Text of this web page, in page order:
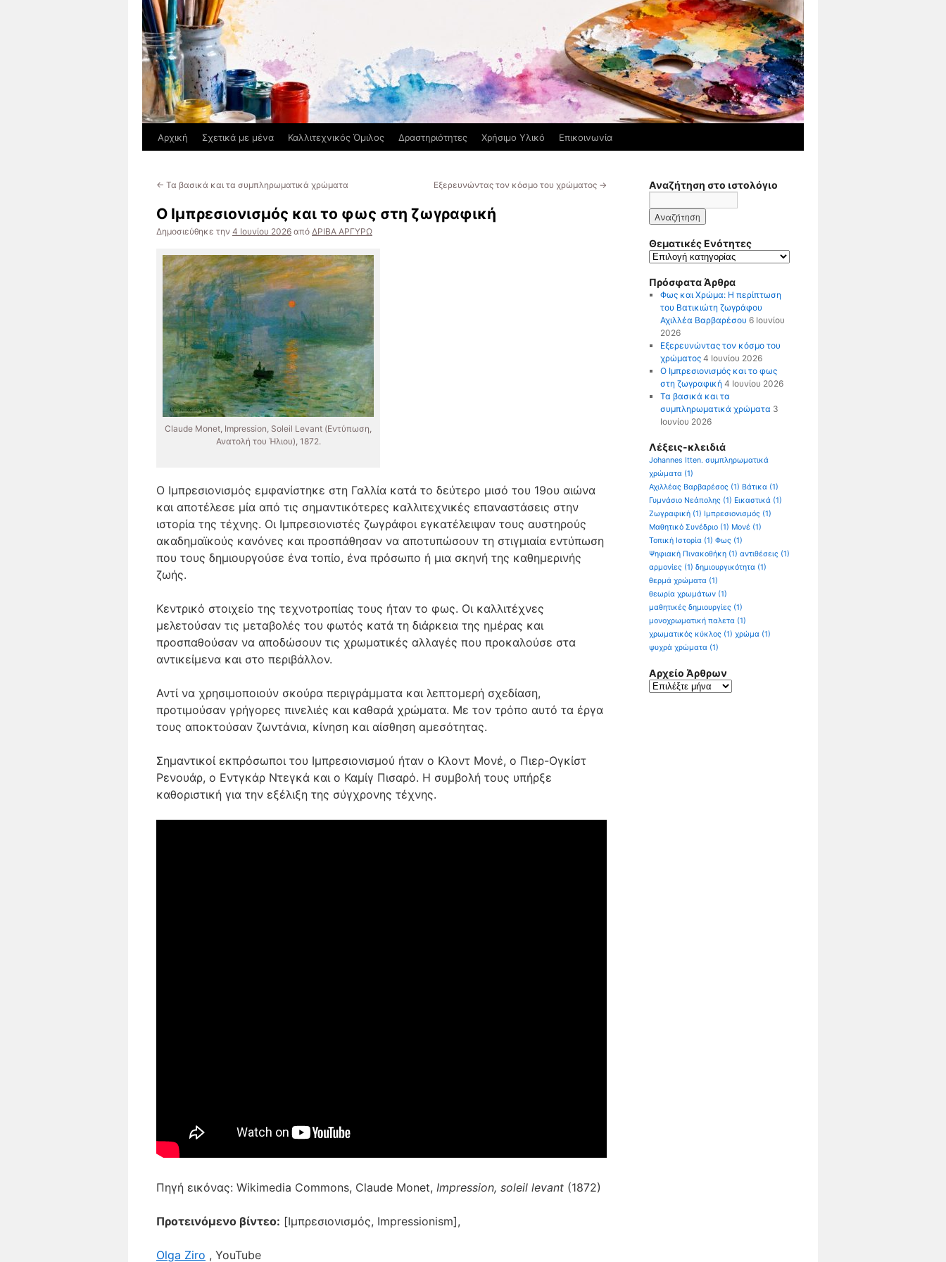
Αρχική Σχετικά με μένα Καλλιτεχνικός Όμιλος Δραστηριότητες Χρήσιμο Υλικό Επικοινωνία
← Τα βασικά και τα συμπληρωματικά χρώματα Εξερευνώντας τον κόσμο του χρώματος →
Ο Ιμπρεσιονισμός και το φως στη ζωγραφική
Δημοσιεύθηκε την 4 Ιουνίου 2026 από ΔΡΙΒΑ ΑΡΓΥΡΩ
Claude Monet, Impression, Soleil Levant (Εντύπωση,
Ανατολή του Ήλιου), 1872.
Ο Ιμπρεσιονισμός εμφανίστηκε στη Γαλλία κατά το δεύτερο μισό του 19ου αιώνα
και αποτέλεσε μία από τις σημαντικότερες καλλιτεχνικές επαναστάσεις στην
ιστορία της τέχνης. Οι Ιμπρεσιονιστές ζωγράφοι εγκατέλειψαν τους αυστηρούς
ακαδημαϊκούς κανόνες και προσπάθησαν να αποτυπώσουν τη στιγμιαία εντύπωση
που τους δημιουργούσε ένα τοπίο, ένα πρόσωπο ή μια σκηνή της καθημερινής
ζωής.
Κεντρικό στοιχείο της τεχνοτροπίας τους ήταν το φως. Οι καλλιτέχνες
μελετούσαν τις μεταβολές του φωτός κατά τη διάρκεια της ημέρας και
προσπαθούσαν να αποδώσουν τις χρωματικές αλλαγές που προκαλούσε στα
αντικείμενα και στο περιβάλλον.
Αντί να χρησιμοποιούν σκούρα περιγράμματα και λεπτομερή σχεδίαση,
προτιμούσαν γρήγορες πινελιές και καθαρά χρώματα. Με τον τρόπο αυτό τα έργα
τους αποκτούσαν ζωντάνια, κίνηση και αίσθηση αμεσότητας.
Σημαντικοί εκπρόσωποι του Ιμπρεσιονισμού ήταν ο Κλοντ Μονέ, ο Πιερ-Ογκίστ
Ρενουάρ, ο Εντγκάρ Ντεγκά και ο Καμίγ Πισαρό. Η συμβολή τους υπήρξε
καθοριστική για την εξέλιξη της σύγχρονης τέχνης.
Πηγή εικόνας: Wikimedia Commons, Claude Monet, Impression, soleil levant (1872)
Προτεινόμενο βίντεο: [Ιμπρεσιονισμός, Impressionism],
Olga Ziro , YouTube
Αναζήτηση στο ιστολόγιο
Θεματικές Ενότητες
Θεματικές
Πρόσφατα Άρθρα
Φως και Χρώμα: Η περίπτωση
του Βατικιώτη ζωγράφου
Αχιλλέα Βαρβαρέσου 6 Ιουνίου
2026
Εξερευνώντας τον κόσμο του
χρώματος 4 Ιουνίου 2026
Ο Ιμπρεσιονισμός και το φως
στη ζωγραφική 4 Ιουνίου 2026
Τα βασικά και τα
συμπληρωματικά χρώματα 3
Ιουνίου 2026
Λέξεις-κλειδιά
Johannes Itten. συμπληρωματικά
χρώματα (1)
Αχιλλέας Βαρβαρέσος (1) Βάτικα (1)
Γυμνάσιο Νεάπολης (1) Εικαστικά (1)
Ζωγραφική (1) Ιμπρεσιονισμός (1)
Μαθητικό Συνέδριο (1) Μονέ (1)
Τοπική Ιστορία (1) Φως (1)
Ψηφιακή Πινακοθήκη (1) αντιθέσεις (1)
αρμονίες (1) δημιουργικότητα (1)
θερμά χρώματα (1)
θεωρία χρωμάτων (1)
μαθητικές δημιουργίες (1)
μονοχρωματική παλετα (1)
χρωματικός κύκλος (1) χρώμα (1)
ψυχρά χρώματα (1)
Αρχείο Άρθρων
Αρχείο